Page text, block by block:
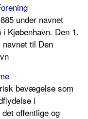
under navnet
Kjøbenhavn. Den 1.
til Den
bevægelse som
i
offentlige og